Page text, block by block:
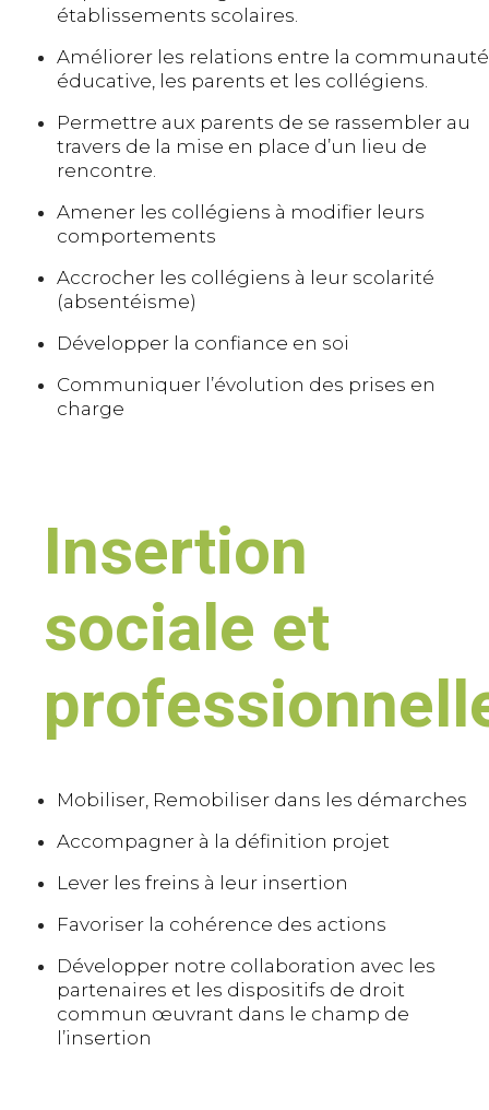
établissements scolaires.
Améliorer les relations entre la communauté
éducative, les parents et les collégiens.
Permettre aux parents de se rassembler au
travers de la mise en place d’un lieu de
rencontre.
Amener les collégiens à modifier leurs
comportements
Accrocher les collégiens à leur scolarité
(absentéisme)
Développer la confiance en soi
Communiquer l’évolution des prises en
charge
Insertion
sociale et
Mobiliser, Remobiliser dans les démarches
Accompagner à la définition projet
Lever les freins à leur insertion
Favoriser la cohérence des actions
Développer notre collaboration avec les
partenaires et les dispositifs de droit
commun œuvrant dans le champ de
l’insertion